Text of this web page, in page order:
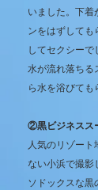
いました。下着
ンをはずしても
してセクシーで
水が流れ落ちる
ら水を浴びても
②黒ビジネスス
人気のリゾート
ない小浜で撮影
ソドックスな黒